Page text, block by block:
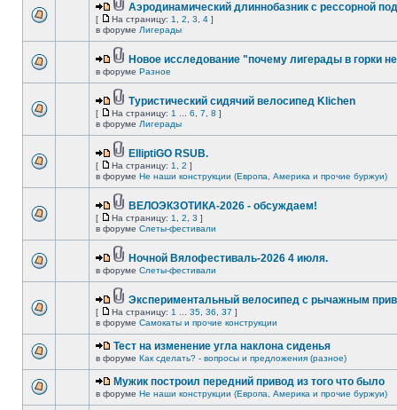
Аэродинамический длиннобазник с рессорной
[ На страницу: 1 2 3 4 ]
в форуме Лигерады
Новое исследование "почему лигерады в горки
в форуме Разное
Туристический сидячий велосипед Klichen
[ На страницу: 1 6 7 8 ]
в форуме Лигерады
ElliptiGO RSUB.
[ На страницу: 1 2 ]
в форуме Не наши конструкции (Европа, Америка и прочие буржуи)
ВЕЛОЭКЗОТИКА-2026 - обсуждаем!
[ На страницу: 1 2 3 ]
в форуме Слеты-фестивали
Ночной Вялофестиваль-2026 4 июля.
в форуме Слеты-фестивали
Экспериментальный велосипед с рычажным
[ На страницу: 1 35 36 37 ]
в форуме Самокаты и прочие конструкции
Тест на изменение угла наклона сиденья
в форуме Как сделать? - вопросы и предложения (разное)
Мужик построил передний привод из того что было
в форуме Не наши конструкции (Европа, Америка и прочие буржуи)